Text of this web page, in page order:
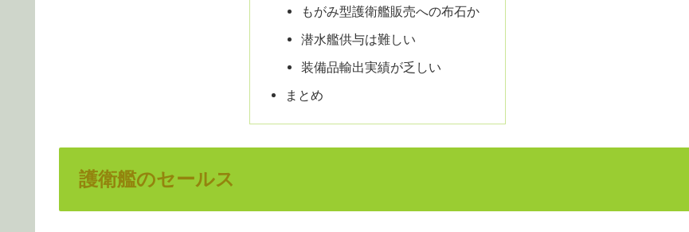
もがみ型護衛艦販売への布石か
潜水艦供与は難しい
装備品輸出実績が乏しい
まとめ
護衛艦のセールス